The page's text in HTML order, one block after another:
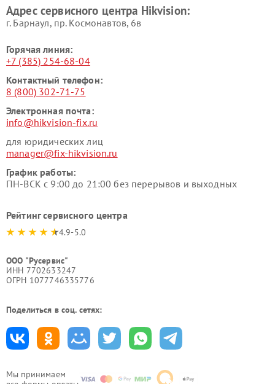
Мы принимаем
Адрес сервисного центра Hikvision:
г. Барнаул, ​пр. Космонавтов, 6в
Горячая линия:
+7 (385) 254-68-04
Контактный телефон:
8 (800) 302-71-75
Электронная почта:
info@hikvision-fix.ru
для юридических лиц
manager@fix-hikvision.ru
График работы:
ПН-ВСК с 9:00 до 21:00 без перерывов и выходных
Рейтинг сервисного центра
4.9-5.0
ООО "Русервис"
ИНН 7702633247
ОГРН 1077746335776
Поделиться в соц. сетях: